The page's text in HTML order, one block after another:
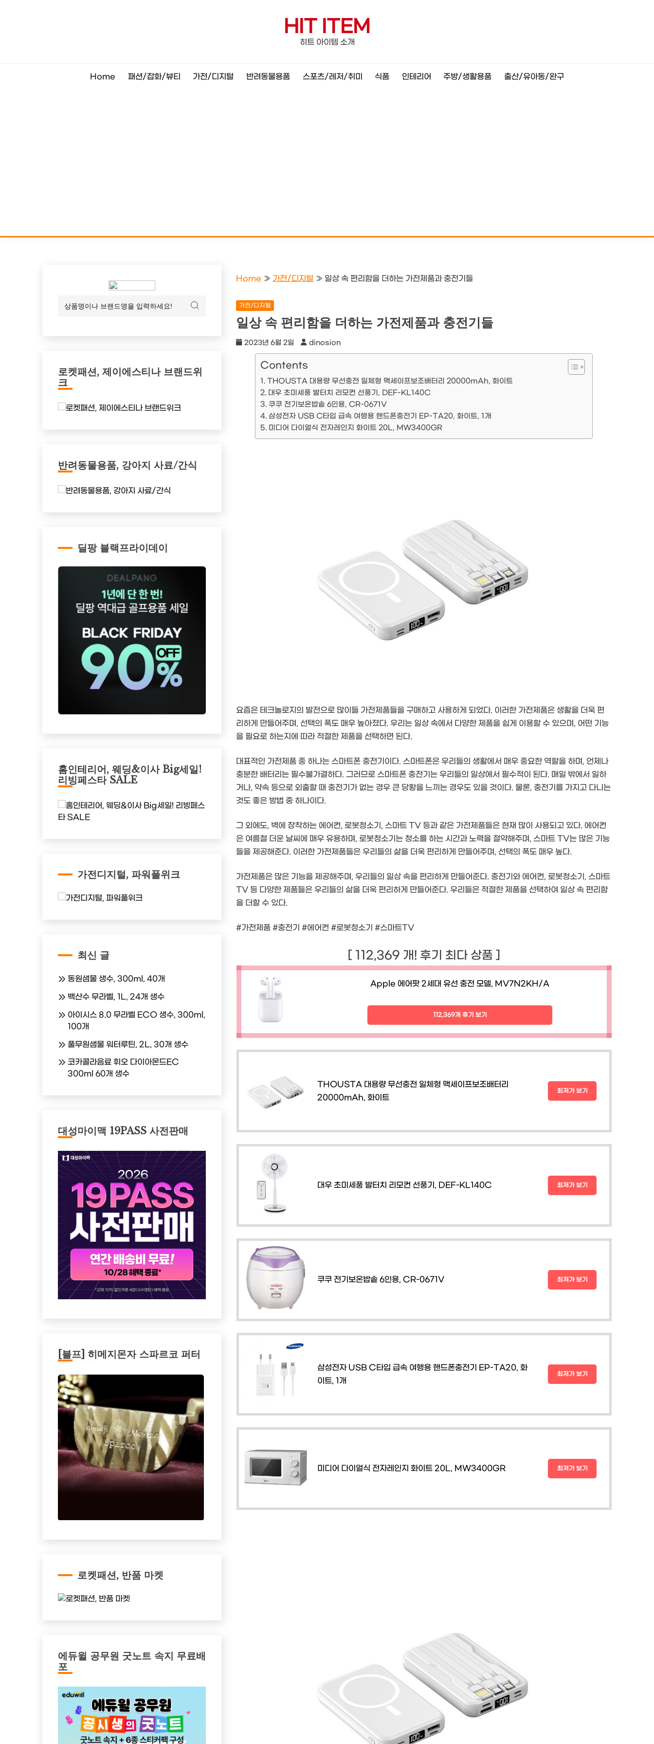
HIT ITEM
히트 아이템 소개
Home 패션/잡화/뷰티 가전/디지털 반려동물용품 스포츠/레저/취미 식품 인테리어 주방/생활용품 출산/유아동/완구
Home » 가전/디지털 » 일상 속 편리함을 더하는 가전제품과 충전기들
가전/디지털
일상 속 편리함을 더하는 가전제품과 충전기들
2023년 6월 2일 dinosion
Contents
THOUSTA 대용량 무선충전 일체형 맥세이프보조배터리 20000mAh, 화이트
대우 초미세풍 발터치 리모컨 선풍기, DEF-KL140C
쿠쿠 전기보온밥솥 6인용, CR-0671V
삼성전자 USB C타입 급속 여행용 핸드폰충전기 EP-TA20, 화이트, 1개
미디어 다이얼식 전자레인지 화이트 20L, MW3400GR
요즘은 테크놀로지의 발전으로 많이들 가전제품들을 구매하고 사용하게 되었다. 이러한 가전제품은 생활을 더욱 편
리하게 만들어주며, 선택의 폭도 매우 높아졌다. 우리는 일상 속에서 다양한 제품을 쉽게 이용할 수 있으며, 어떤 기능
을 필요로 하는지에 따라 적절한 제품을 선택하면 된다.
대표적인 가전제품 중 하나는 스마트폰 충전기이다. 스마트폰은 우리들의 생활에서 매우 중요한 역할을 하며, 언제나
충분한 배터리는 필수불가결하다. 그러므로 스마트폰 충전기는 우리들의 일상에서 필수적이 된다. 매일 밖에서 일하
거나, 약속 등으로 외출할 때 충전기가 없는 경우 큰 당황을 느끼는 경우도 있을 것이다. 물론, 충전기를 가지고 다니는
것도 좋은 방법 중 하나이다.
그 외에도, 벽에 장착하는 에어컨, 로봇청소기, 스마트 TV 등과 같은 가전제품들은 현재 많이 사용되고 있다. 에어컨
은 여름철 더운 날씨에 매우 유용하며, 로봇청소기는 청소를 하는 시간과 노력을 절약해주며, 스마트 TV는 많은 기능
들을 제공해준다. 이러한 가전제품들은 우리들의 삶을 더욱 편리하게 만들어주며, 선택의 폭도 매우 높다.
가전제품은 많은 기능을 제공해주며, 우리들의 일상 속을 편리하게 만들어준다. 충전기와 에어컨, 로봇청소기, 스마트
TV 등 다양한 제품들은 우리들의 삶을 더욱 편리하게 만들어준다. 우리들은 적절한 제품을 선택하여 일상 속 편리함
을 더할 수 있다.
#가전제품 #충전기 #에어컨 #로봇청소기 #스마트TV
[ 112,369 개! 후기 최다 상품 ]
Apple 에어팟 2세대 유선 충전 모델, MV7N2KH/A
112,369개 후기 보기
THOUSTA 대용량 무선충전 일체형 맥세이프보조배터리
20000mAh, 화이트
최저가 보기
대우 초미세풍 발터치 리모컨 선풍기, DEF-KL140C 최저가 보기
쿠쿠 전기보온밥솥 6인용, CR-0671V 최저가 보기
삼성전자 USB C타입 급속 여행용 핸드폰충전기 EP-TA20, 화
이트, 1개
최저가 보기
미디어 다이얼식 전자레인지 화이트 20L, MW3400GR 최저가 보기
로켓패션, 제이에스티나 브랜드위
크
반려동물용품, 강아지 사료/간식
딜팡 블랙프라이데이
홈인테리어, 웨딩&이사 Big세일!
리빙페스타 SALE
가전디지털, 파워풀위크
최신 글
동원샘물 생수, 300ml, 40개
백산수 무라벨, 1L, 24개 생수
아이시스 8.0 무라벨 ECO 생수, 300ml,
100개
풀무원샘물 워터루틴, 2L, 30개 생수
코카콜라음료 휘오 다이아몬드EC
300ml 60개 생수
대성마이맥 19PASS 사전판매
[블프] 히메지몬자 스파르코 퍼터
로켓패션, 반품 마켓
에듀윌 공무원 굿노트 속지 무료배
포